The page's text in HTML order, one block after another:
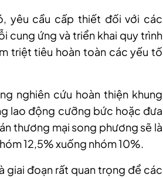
yêu cầu cấp thiết đối với các
cung ứng và triển khai quy trình
triệt tiêu hoàn toàn các yếu tố
nghiên cứu hoàn thiện khung
lao động cưỡng bức hoặc đưa
thương mại song phương sẽ là
12,5% xuống nhóm 10%.
giai đoạn rất quan trọng để các